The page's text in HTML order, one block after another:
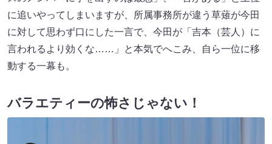
に追いやってしまいますが、所属事務所が違う草薙が今田
に対して思わず口にした一言で、今田が「吉本（芸人）に
言われるより効くな……」と本気でへこみ、自ら一位に移
動する一幕も。
バラエティーの怖さじゃない！